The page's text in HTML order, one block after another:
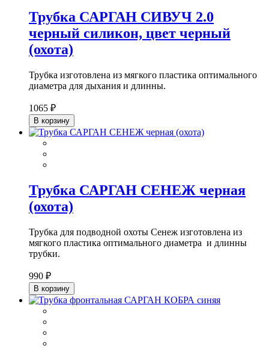
Трубка САРГАН СИВУЧ 2.0
черный силикон, цвет черный
(охота)
Трубка изготовлена из мягкого пластика оптимального
диаметра для дыхания и длинны.
1065 ₽
В корзину
Трубка САРГАН СЕНЕЖ черная
(охота)
Трубка для подводной охоты Сенеж изготовлена из
мягкого пластика оптимального диаметра и длинны
трубки.
990 ₽
В корзину